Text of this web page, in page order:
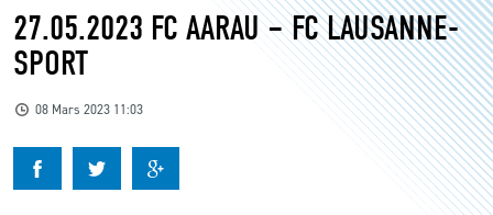
EQUIPES
BILLETTERIE
KIDS
27.05.2023 FC AARAU – FC LAUSANNE-
SPORT
08 Mars 2023 11:03